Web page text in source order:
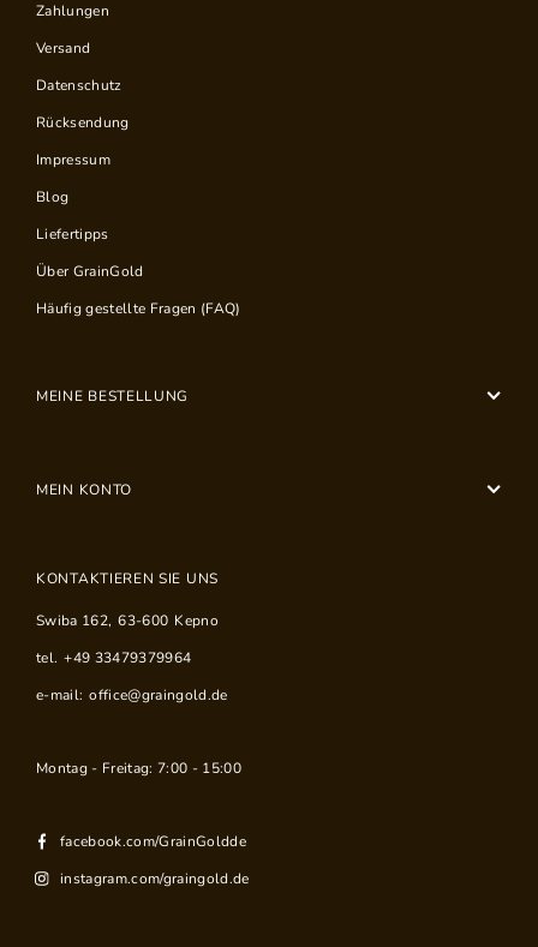
Zahlungen
Versand
Datenschutz
Rücksendung
Impressum
Blog
Liefertipps
Über GrainGold
Häufig gestellte Fragen (FAQ)
MEINE BESTELLUNG
MEIN KONTO
KONTAKTIEREN SIE UNS
Swiba 162, 63-600 Kepno
tel. +49 33479379964
e-mail: office@graingold.de
Montag - Freitag: 7:00 - 15:00
facebook.com/GrainGoldde
instagram.com/graingold.de